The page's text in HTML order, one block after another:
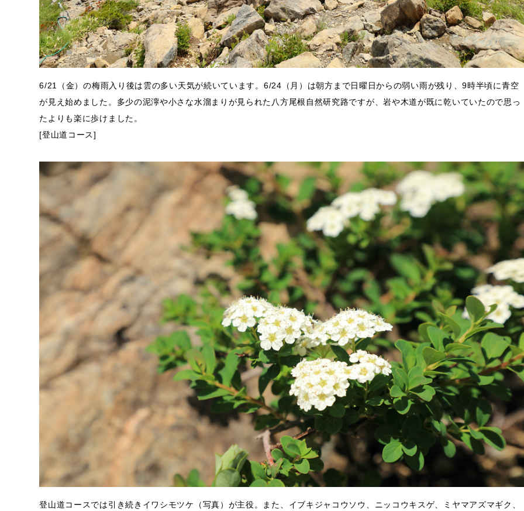
6/21（金）の梅雨入り後は雲の多い天気が続いています。6/24（月）は朝方まで日曜日からの弱い雨が残り、9時半頃に青空
が見え始めました。多少の泥濘や小さな水溜まりが見られた八方尾根自然研究路ですが、岩や木道が既に乾いていたので思っ
たよりも楽に歩けました。
[登山道コース]
登山道コースでは引き続きイワシモツケ（写真）が主役。また、イブキジャコウソウ、ニッコウキスゲ、ミヤマアズマギク、